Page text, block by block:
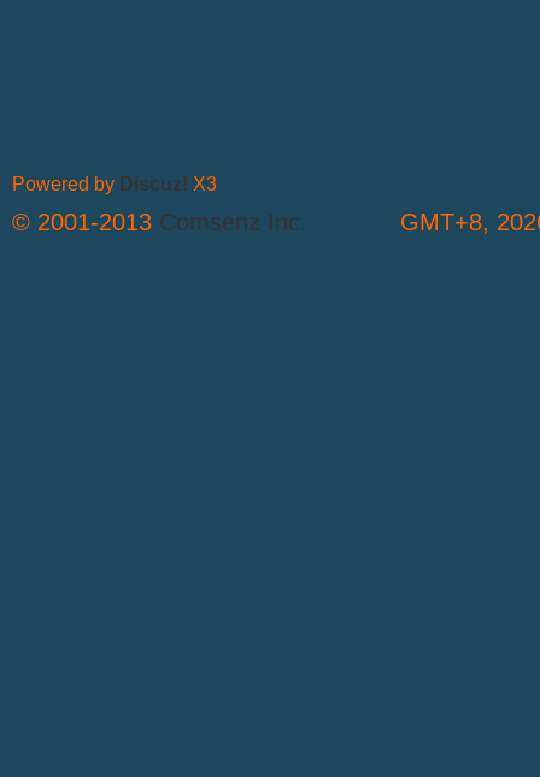
GMT+8,
Powered by Discuz! X3
© 2001-2013 Comsenz Inc.